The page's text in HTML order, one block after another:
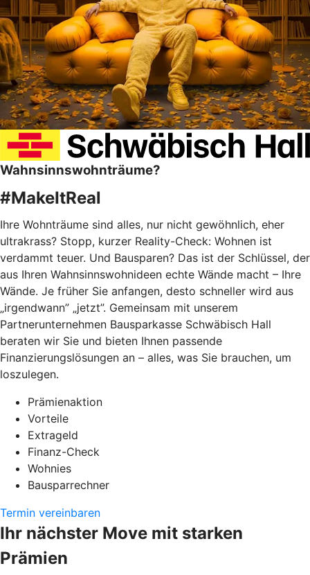
Wahnsinnswohnträume?
#MakeItReal
Ihre Wohnträume sind alles, nur nicht gewöhnlich, eher
ultrakrass? Stopp, kurzer Reality-Check: Wohnen ist
verdammt teuer. Und Bausparen? Das ist der Schlüssel, der
aus Ihren Wahnsinnswohnideen echte Wände macht – Ihre
Wände. Je früher Sie anfangen, desto schneller wird aus
„irgendwann” „jetzt”. Gemeinsam mit unserem
Partnerunternehmen Bausparkasse Schwäbisch Hall
beraten wir Sie und bieten Ihnen passende
Finanzierungslösungen an – alles, was Sie brauchen, um
loszulegen.
Prämienaktion
Vorteile
Extrageld
Finanz-Check
Wohnies
Bausparrechner
Termin vereinbaren
Ihr nächster Move mit starken
Prämien